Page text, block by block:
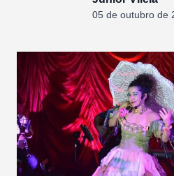
05 de outubro de